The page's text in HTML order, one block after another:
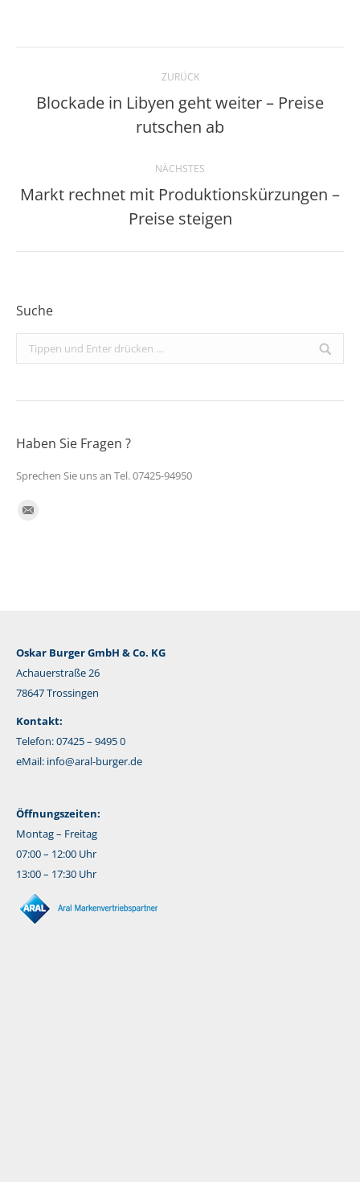
Kommentarnavigation
ZURÜCK
Vorheriger
Beitrag:
Blockade in Libyen geht weiter – Preise
rutschen ab
NÄCHSTES
Nächster
Beitrag:
Markt rechnet mit Produktionskürzungen –
Preise steigen
Suche
Search:
Haben Sie Fragen ?
Sprechen Sie uns an Tel. 07425-94950
Finden Sie uns auf:
Oskar Burger GmbH & Co. KG
Achauerstraße 26
78647 Trossingen
Kontakt:
Telefon: 07425 – 9495 0
eMail: info@aral-burger.de
Öffnungszeiten:
Montag – Freitag
07:00 – 12:00 Uhr
13:00 – 17:30 Uhr